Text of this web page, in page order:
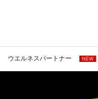
ウエルネスパートナー NEW